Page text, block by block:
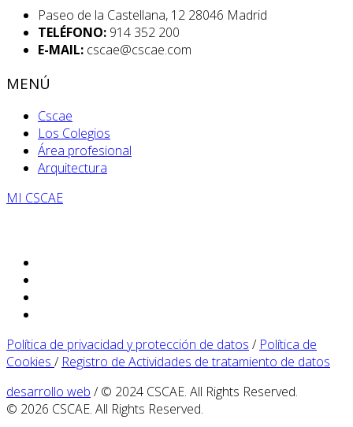
Paseo de la Castellana, 12 28046 Madrid
TELÉFONO: 914 352 200
E-MAIL: cscae@cscae.com
MENÚ
Cscae
Los Colegios
Área profesional
Arquitectura
MI CSCAE
Política de privacidad y protección de datos / Política de
Cookies / Registro de Actividades de tratamiento de datos
desarrollo web / © 2024 CSCAE. All Rights Reserved.
© 2026 CSCAE. All Rights Reserved.